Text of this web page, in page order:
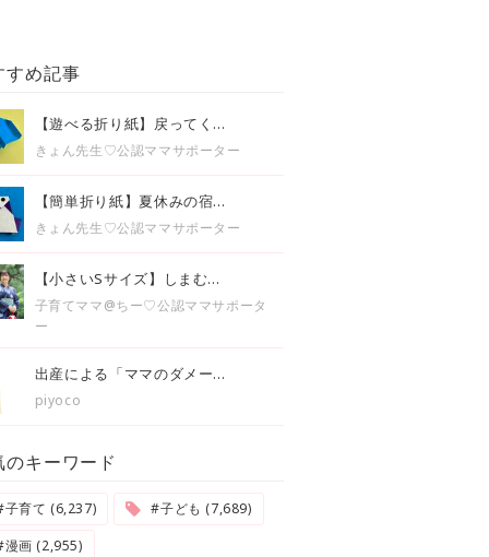
すめ記事
【遊べる折り紙】戻ってく...
きょん先生♡公認ママサポーター
【簡単折り紙】夏休みの宿...
きょん先生♡公認ママサポーター
【小さいSサイズ】しまむ...
子育てママ@ちー♡公認ママサポータ
ー
出産による「ママのダメー...
piyoco
のキーワード
育て (6,237)
#子ども (7,689)
画 (2,955)